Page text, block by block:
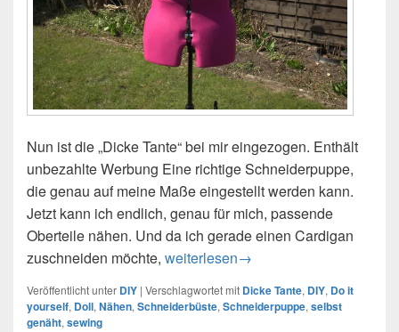
Nun ist die „Dicke Tante“ bei mir eingezogen. Enthält
unbezahlte Werbung Eine richtige Schneiderpuppe,
die genau auf meine Maße eingestellt werden kann.
Jetzt kann ich endlich, genau für mich, passende
Oberteile nähen. Und da ich gerade einen Cardigan
zuschneiden möchte, Kreativ – die dicke Tante
weiterlesen→
Veröffentlicht unter DIY | Verschlagwortet mit Dicke Tante, DIY, Do it
yourself, Doll, Nähen, Schneiderbüste, Schneiderpuppe, selbst
genäht, sewing